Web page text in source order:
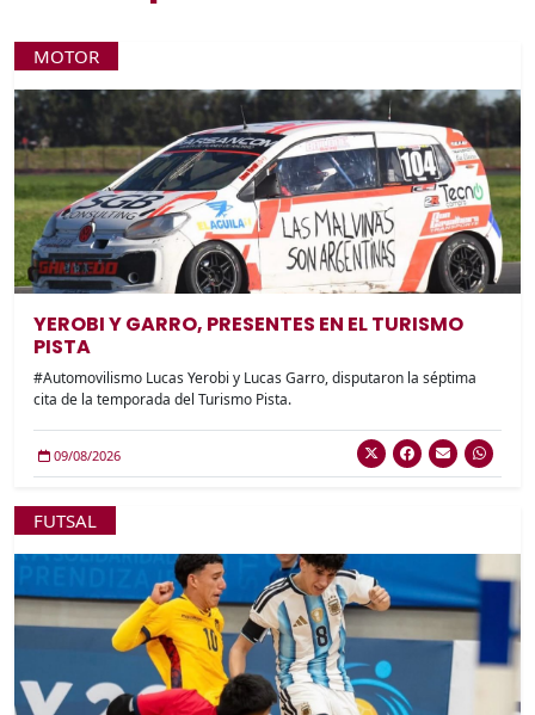
MOTOR
YEROBI Y GARRO, PRESENTES EN EL TURISMO
PISTA
#Automovilismo Lucas Yerobi y Lucas Garro, disputaron la séptima
cita de la temporada del Turismo Pista.
09/08/2026
FUTSAL